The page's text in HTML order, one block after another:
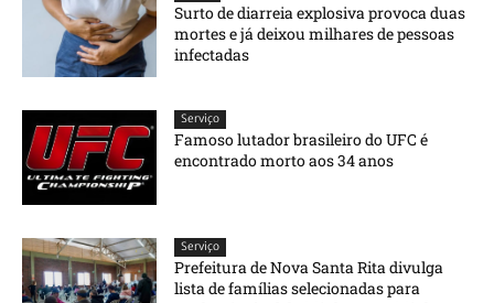
Surto de diarreia explosiva provoca duas
mortes e já deixou milhares de pessoas
infectadas
Serviço
Famoso lutador brasileiro do UFC é
encontrado morto aos 34 anos
Serviço
Prefeitura de Nova Santa Rita divulga
lista de famílias selecionadas para